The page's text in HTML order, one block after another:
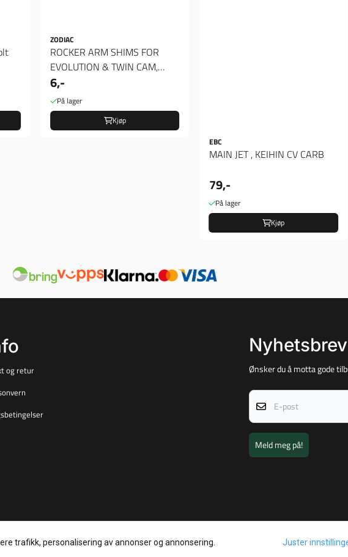
ZODIAC
ROCKER ARM SHIMS FOR
EVOLUTION & TWIN CAM,
Spacer 020"
6,-
På lager
Kjøp
EBC
MAIN JET , KEIHIN CV CARB
79,-
På lager
Kjøp
og retur
Nyhetsbrev
Ønsker du å motta gode
E-post
Meld meg på!
trafikk, personalisering av annonser og annonsering. Juster